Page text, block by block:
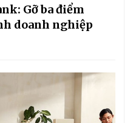
Gỡ ba điểm
doanh nghiệp